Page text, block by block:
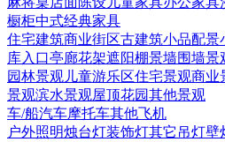
橱柜中式经典家具
住宅建筑商业街区古建筑小品配景
库入口亭廊花架遮阳棚景墙围墙景
园林景观 儿童游乐区住宅景观商业
景观滨水景观屋顶花园其他景观
车/船汽车摩托车其他飞机
户外照明烛台灯装饰灯其它 吊灯壁